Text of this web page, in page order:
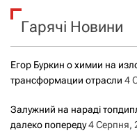
к
Гарячі Новини
Егор Буркин о химии на
трансформации отрасли 4
Залужний на нараді
далеко попереду4 Серпня,